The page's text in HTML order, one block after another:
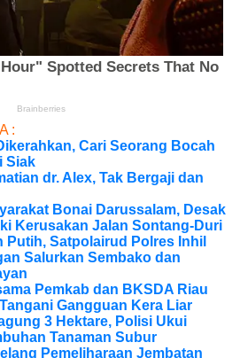
:
Cari Seorang Bocah
Siak
dr. Alex, Tak Bergaji dan
Bonai Darussalam, Desak
Kerusakan Jalan Sontang-Duri
Putih, Satpolairud Polres Inhil
Salurkan Sembako dan
Pemkab dan BKSDA Riau
Gangguan Kera Liar
3 Hektare, Polisi Ukui
Tanaman Subur
Pemeliharaan Jembatan